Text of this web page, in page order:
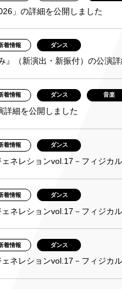
」の詳細を公開しました
着情報 ダンス
』（新演出・新振付）の公演
着情報 ダンス 音楽
詳細を公開しました
着情報 ダンス
ネレションvol.17－フィジカ
着情報 ダンス
ネレションvol.17－フィジカ
着情報 ダンス
ネレションvol.17－フィジカ